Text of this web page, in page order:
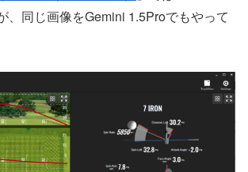
、同じ画像をGemini 1.5Proでもやって